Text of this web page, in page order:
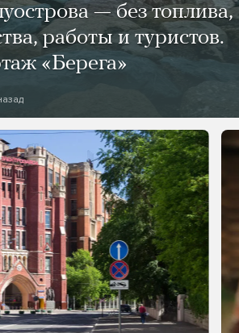
— без топлива,
работы и туристов.
«Берега»